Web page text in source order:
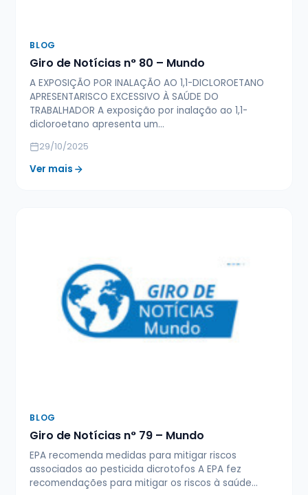
BLOG
Giro de Notícias n° 80 – Mundo
A EXPOSIÇÃO POR INALAÇÃO AO 1,1-DICLOROETANO
APRESENTARISCO EXCESSIVO À SAÚDE DO
TRABALHADOR A exposição por inalação ao 1,1-
dicloroetano apresenta um…
29/10/2025
Ver mais
BLOG
Giro de Notícias n° 79 – Mundo
EPA recomenda medidas para mitigar riscos
associados ao pesticida dicrotofos A EPA fez
recomendações para mitigar os riscos à saúde…